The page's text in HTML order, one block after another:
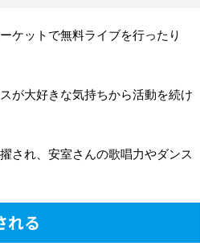
ケットで無料ライブを行ったり
が大好きな気持ちから活動を続け
され、安室さんの歌唱力やダンス
れる